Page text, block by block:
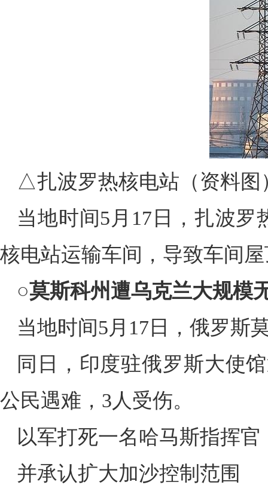
△扎波罗热核电站（资料图
当地时间5月17日，扎波
核电站运输车间，导致车间
○莫斯科州遭乌克兰大规模
当地时间5月17日，俄罗斯
同日，印度驻俄罗斯大使
公民遇难，3人受伤。
以军打死一名哈马斯指挥官
并承认扩大加沙控制范围